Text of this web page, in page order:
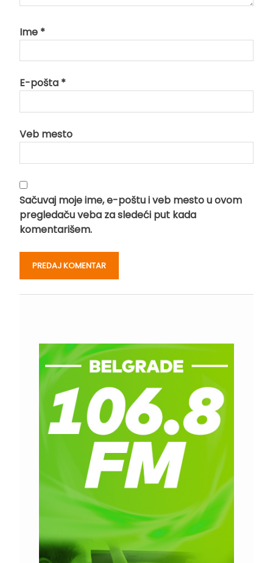
Ime *
E-pošta *
Veb mesto
Sačuvaj moje ime, e-poštu i veb mesto u ovom
pregledaču veba za sledeći put kada
komentarišem.